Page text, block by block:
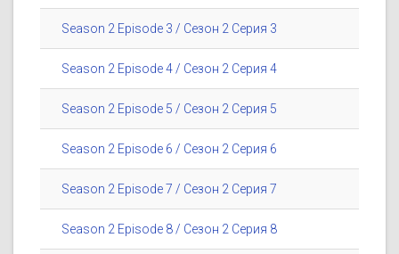
Season 2 Episode 3 / Сезон 2 Серия 3
Season 2 Episode 4 / Сезон 2 Серия 4
Season 2 Episode 5 / Сезон 2 Серия 5
Season 2 Episode 6 / Сезон 2 Серия 6
Season 2 Episode 7 / Сезон 2 Серия 7
Season 2 Episode 8 / Сезон 2 Серия 8